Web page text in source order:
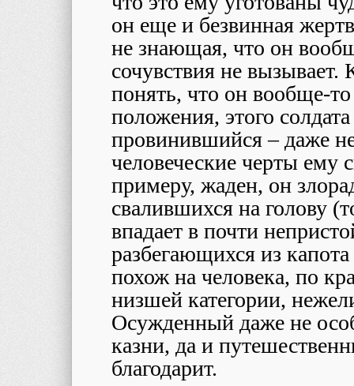
он еще и безвинная
не знающая, что он
сочувствия не вызывает.
понять, что он вообще-то
положения, этого
провинившийся – даже
человеческие черты
примеру, жаден, он
свалившихся на голову
впадает в почти
разбегающихся из
похож на человека, по
низшей категории,
Осужденный даже не
казни, да и
благодарит.